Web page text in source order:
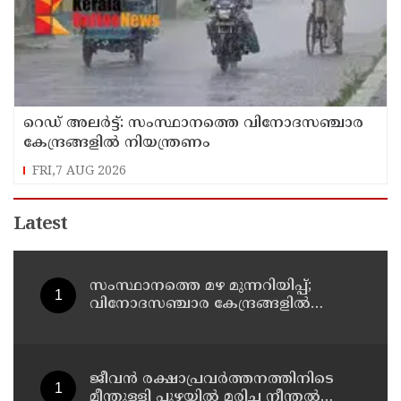
റെഡ് അലർട്ട്: സംസ്ഥാനത്തെ വിനോദസഞ്ചാര
കേന്ദ്രങ്ങളിൽ നിയന്ത്രണം
FRI,7 AUG 2026
Latest
സംസ്ഥാനത്തെ മഴ മുന്നറിയിപ്പ്;
വിനോദസഞ്ചാര കേന്ദ്രങ്ങളില്‍
ജീവൻ രക്ഷാപ്രവർത്തനത്തിനിടെ